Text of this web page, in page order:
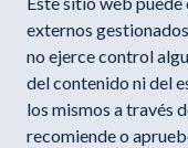
externos
no ejerce control
del contenido ni del
los mismos a través
recomiende o